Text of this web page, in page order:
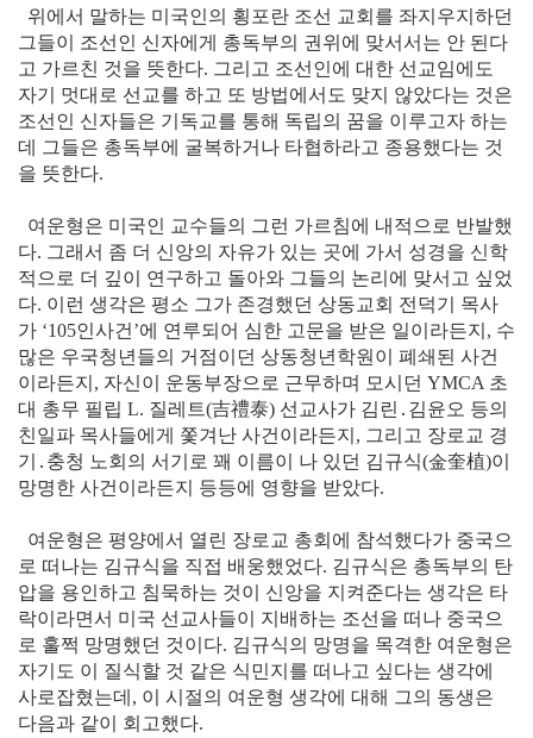
위에서 말하는 미국인의 횡포란 조선 교회를 좌지우지하던
그들이 조선인 신자에게 총독부의 권위에 맞서서는 안 된다
고 가르친 것을 뜻한다. 그리고 조선인에 대한 선교임에도
자기 멋대로 선교를 하고 또 방법에서도 맞지 않았다는 것은
조선인 신자들은 기독교를 통해 독립의 꿈을 이루고자 하는
데 그들은 총독부에 굴복하거나 타협하라고 종용했다는 것
을 뜻한다.
여운형은 미국인 교수들의 그런 가르침에 내적으로 반발했
다. 그래서 좀 더 신앙의 자유가 있는 곳에 가서 성경을 신학
적으로 더 깊이 연구하고 돌아와 그들의 논리에 맞서고 싶었
다. 이런 생각은 평소 그가 존경했던 상동교회 전덕기 목사
가 ‘105인사건’에 연루되어 심한 고문을 받은 일이라든지, 수
많은 우국청년들의 거점이던 상동청년학원이 폐쇄된 사건
이라든지, 자신이 운동부장으로 근무하며 모시던 YMCA 초
대 총무 필립 L. 질레트(吉禮泰) 선교사가 김린․김윤오 등의
친일파 목사들에게 쫓겨난 사건이라든지, 그리고 장로교 경
기․충청 노회의 서기로 꽤 이름이 나 있던 김규식(金奎植)이
망명한 사건이라든지 등등에 영향을 받았다.
여운형은 평양에서 열린 장로교 총회에 참석했다가 중국으
로 떠나는 김규식을 직접 배웅했었다. 김규식은 총독부의 탄
압을 용인하고 침묵하는 것이 신앙을 지켜준다는 생각은 타
락이라면서 미국 선교사들이 지배하는 조선을 떠나 중국으
로 훌쩍 망명했던 것이다. 김규식의 망명을 목격한 여운형은
자기도 이 질식할 것 같은 식민지를 떠나고 싶다는 생각에
사로잡혔는데, 이 시절의 여운형 생각에 대해 그의 동생은
다음과 같이 회고했다.